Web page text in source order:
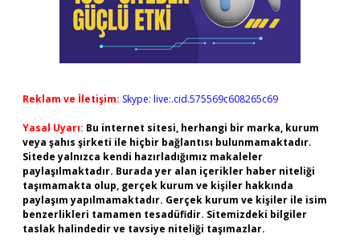
Reklam ve İletişim: Skype: live:.cid.575569c608265c69
Yasal Uyarı: Bu internet sitesi, herhangi bir marka, kurum
veya şahıs şirketi ile hiçbir bağlantısı bulunmamaktadır.
Sitede yalnızca kendi hazırladığımız makaleler
paylaşılmaktadır. Burada yer alan içerikler haber niteliği
taşımamakta olup, gerçek kurum ve kişiler hakkında
paylaşım yapılmamaktadır. Gerçek kurum ve kişiler ile isim
benzerlikleri tamamen tesadüfidir. Sitemizdeki bilgiler
taslak halindedir ve tavsiye niteliği taşımazlar.